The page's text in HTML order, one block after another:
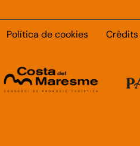
Política de cookies Crèdits